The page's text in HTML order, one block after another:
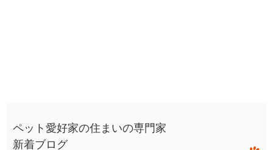
ペット愛好家の住まいの専門家
新着ブログ